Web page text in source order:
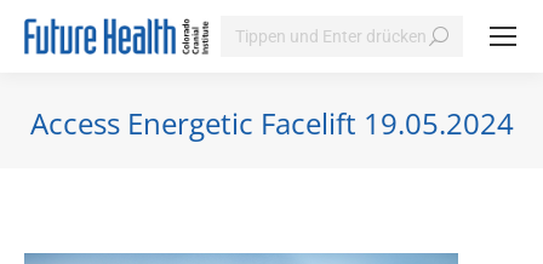
Search:
Access Energetic Facelift 19.05.2024